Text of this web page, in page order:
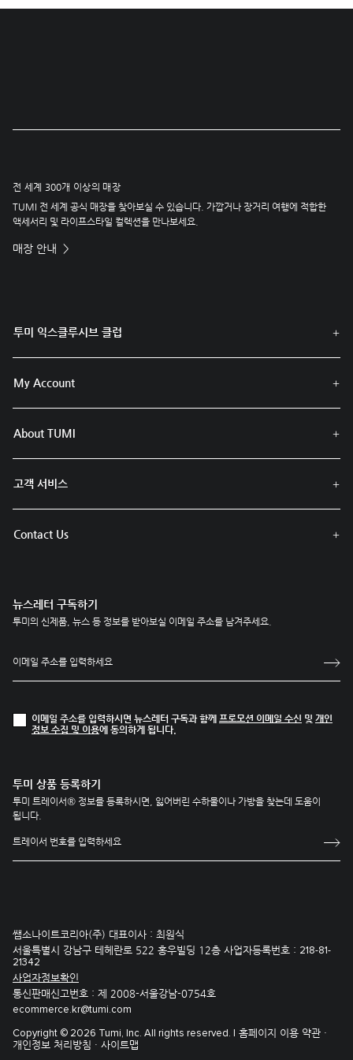
전 세계 300개 이상의 매장
TUMI 전 세계 공식 매장을 찾아보실 수 있습니다. 가깝거나 장거리 여행에 적합한
액세서리 및 라이프스타일 컬렉션을 만나보세요.
매장 안내
투미 익스클루시브 클럽
My Account
About TUMI
고객 서비스
Contact Us
뉴스레터 구독하기
투미의 신제품, 뉴스 등 정보를 받아보실 이메일 주소를 남겨주세요.
이메일 주소를 입력하시면 뉴스레터 구독과 함께 프로모션 이메일 수신 및 개인
정보 수집 및 이용에 동의하게 됩니다.
투미 상품 등록하기
투미 트레이서® 정보를 등록하시면, 잃어버린 수하물이나 가방을 찾는데 도움이
됩니다.
쌤소나이트코리아(주) 대표이사 : 최원식
서울특별시 강남구 테헤란로 522 홍우빌딩 12층 사업자등록번호 : 218-81-
21342
사업자정보확인
통신판매신고번호 : 제 2008-서울강남-0754호
ecommerce.kr@tumi.com
Copyright © 2026 Tumi, Inc. All rights reserved. |
홈페이지 이용 약관 ·
개인정보 처리방침 · 사이트맵